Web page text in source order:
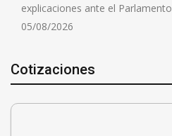
explicaciones ante el Parlamento
05/08/2026
Cotizaciones